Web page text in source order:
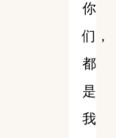
你
们，
都
是
我